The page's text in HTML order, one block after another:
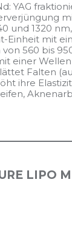
YAG
und 1320
Einheit mit
560 bis
einer
Falten
ihre
LIPO